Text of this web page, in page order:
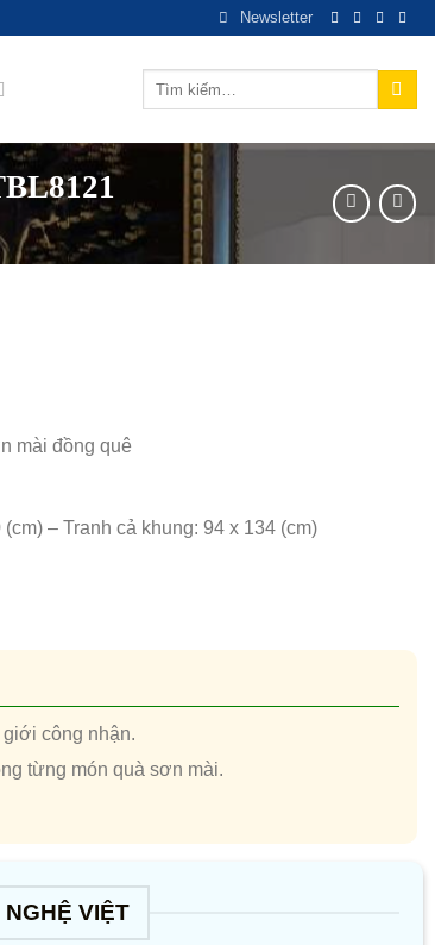
Newsletter
mài đồng quê
– Tranh cả khung: 94 x 134 (cm)
công nhận.
từng món quà sơn mài.
VIỆT